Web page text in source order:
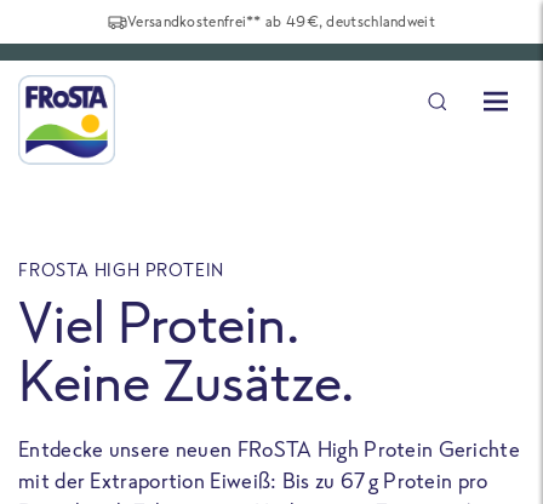
Versandkostenfrei** ab 49€, deutschlandweit
FROSTA HIGH PROTEIN
Viel Protein.
Keine Zusätze.
Entdecke unsere neuen FRoSTA High Protein Gerichte
mit der Extraportion Eiweiß: Bis zu 67 g Protein pro